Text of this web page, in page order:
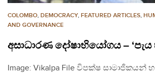
COLOMBO, DEMOCRACY, FEATURED ARTICLES,
AND GOVERNANCE
අසාධාරණ දෝෂාභියෝගය –
Image: Vikalpa File විපක්ෂ සාමාජිකයන්